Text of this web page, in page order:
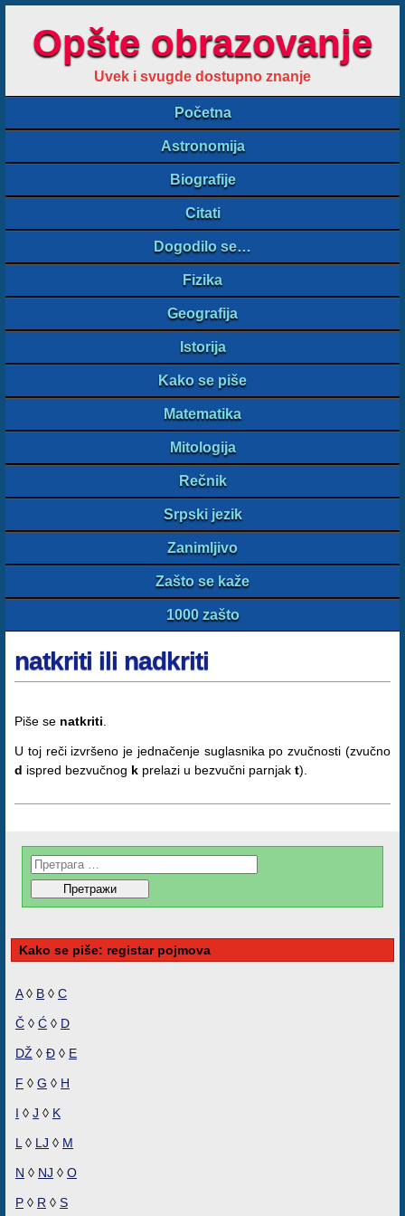
Opšte obrazovanje
Uvek i svugde dostupno znanje
Početna
Astronomija
Biografije
Citati
Dogodilo se…
Fizika
Geografija
Istorija
Kako se piše
Matematika
Mitologija
Rečnik
Srpski jezik
Zanimljivo
Zašto se kaže
1000 zašto
natkriti ili nadkriti
Piše se natkriti
U toj reči izvršeno je jednačenje suglasnika po zvučnosti (zvučno
d ispred bezvučnog k prelazi u bezvučni parnjak t).
Kako se piše: registar pojmova
A◊ B ◊ C
Č ◊ Ć ◊ D
DŽ ◊ Đ ◊ E
F ◊ G ◊ H
I ◊ J ◊ K
L ◊ LJ ◊ M
N ◊ NJ ◊ O
P ◊ R ◊ S